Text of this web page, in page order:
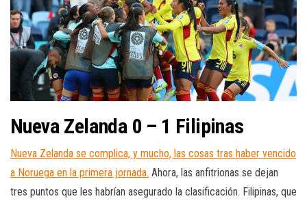
Nueva Zelanda 0 – 1 Filipinas
Nueva Zelanda se complica, y mucho, las cosas tras haber vencido
a Noruega en la primera jornada. Ahora, las anfitrionas se dejan
tres puntos que les habrían asegurado la clasificación. Filipinas, que